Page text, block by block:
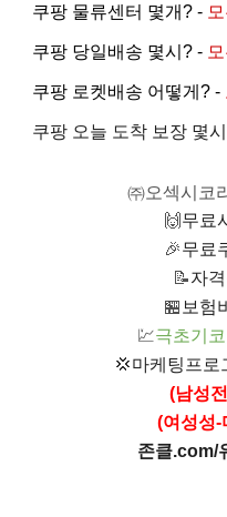
쿠팡 물류센터 몇개? -
쿠팡 당일배송 몇시? -
쿠팡 로켓배송 어떻게? -
쿠팡 오늘 도착 보장 몇
㈜오섹시코
🙌 무료
🎉무료
📝자
🏪 보험
💹극초기
💢마케팅프로
(남성
(여성성-
존클.com/